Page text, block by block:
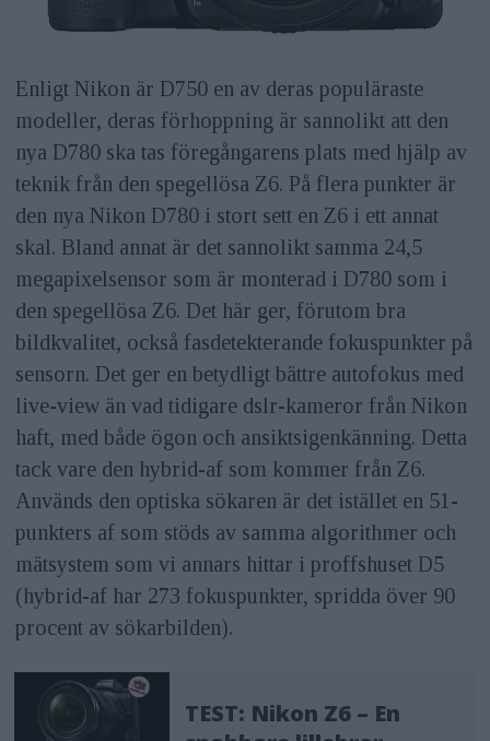
Enligt Nikon är D750 en av deras populäraste
modeller, deras förhoppning är sannolikt att den
nya D780 ska tas föregångarens plats med hjälp av
teknik från den spegellösa Z6. På flera punkter är
den nya Nikon D780 i stort sett en Z6 i ett annat
skal. Bland annat är det sannolikt samma 24,5
megapixelsensor som är monterad i D780 som i
den spegellösa Z6. Det här ger, förutom bra
bildkvalitet, också fasdetekterande fokuspunkter på
sensorn. Det ger en betydligt bättre autofokus med
live-view än vad tidigare dslr-kameror från Nikon
haft, med både ögon och ansiktsigenkänning. Detta
tack vare den hybrid-af som kommer från Z6.
Används den optiska sökaren är det istället en 51-
punkters af som stöds av samma algorithmer och
mätsystem som vi annars hittar i proffshuset D5
(hybrid-af har 273 fokuspunkter, spridda över 90
procent av sökarbilden).
TEST: Nikon Z6 – En